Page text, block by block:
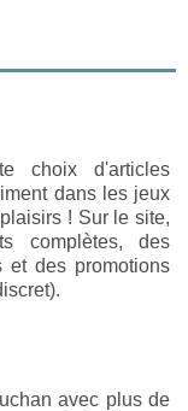
choix d'articles
dans les jeux
! Sur le site,
complètes, des
et des promotions
avec plus de